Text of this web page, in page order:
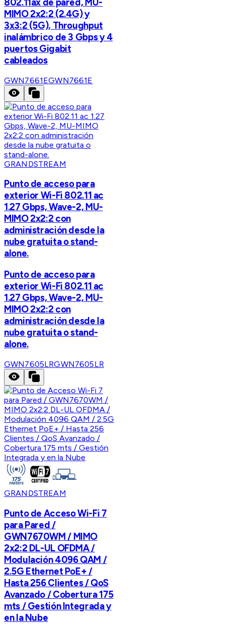
MIMO 2x2:2 (2.4G) y
3x3:2 (5G), Throughput
inalámbrico de 3 Gbps y 4
puertos Gigabit
cableados
GWN7661EGWN7661E
GRANDSTREAM
Punto de acceso para
exterior Wi-Fi 802.11 ac
1.27 Gbps, Wave-2, MU-
MIMO 2x2:2 con
administración desde la
nube gratuita o stand-
alone.
Punto de acceso para
exterior Wi-Fi 802.11 ac
1.27 Gbps, Wave-2, MU-
MIMO 2x2:2 con
administración desde la
nube gratuita o stand-
alone.
GWN7605LRGWN7605LR
GRANDSTREAM
Punto de Acceso Wi-Fi 7
para Pared /
GWN7670WM / MIMO
2x2:2 DL-UL OFDMA /
Modulación 4096 QAM /
2.5G Ethernet PoE+ /
Hasta 256 Clientes / QoS
Avanzado / Cobertura 175
mts / Gestión Integrada y
en la Nube